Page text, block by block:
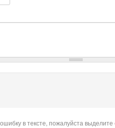
в тексте, пожалуйста